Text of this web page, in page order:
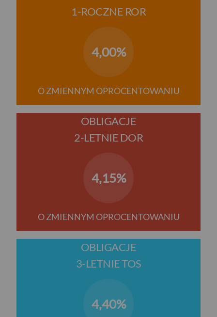
1-ROCZNE ROR
4,00%
O ZMIENNYM OPROCENTOWANIU
OBLIGACJE
2-LETNIE DOR
4,15%
O ZMIENNYM OPROCENTOWANIU
OBLIGACJE
3-LETNIE TOS
4,40%